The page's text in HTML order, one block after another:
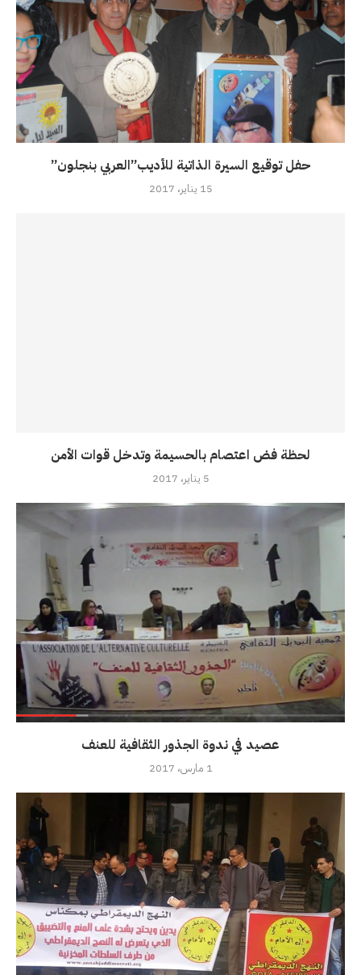
حفل توقيع السيرة الذاتية للأديب”العربي بنجلون”
15 يناير، 2017
لحظة فض اعتصام بالحسيمة وتدخل قوات الأمن
5 يناير، 2017
عصيد في ندوة الجذور الثقافية للعنف
1 مارس، 2017